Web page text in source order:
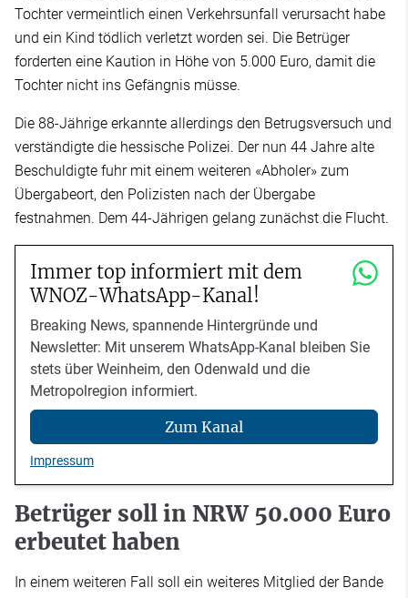
Tochter vermeintlich einen Verkehrsunfall verursacht habe
und ein Kind tödlich verletzt worden sei. Die Betrüger
forderten eine Kaution in Höhe von 5.000 Euro, damit die
Tochter nicht ins Gefängnis müsse.
Die 88-Jährige erkannte allerdings den Betrugsversuch und
verständigte die hessische Polizei. Der nun 44 Jahre alte
Beschuldigte fuhr mit einem weiteren «Abholer» zum
Übergabeort, den Polizisten nach der Übergabe
festnahmen. Dem 44-Jährigen gelang zunächst die Flucht.
Immer top informiert mit dem
WNOZ-WhatsApp-Kanal!
Breaking News, spannende Hintergründe und
Newsletter: Mit unserem WhatsApp-Kanal bleiben Sie
stets über Weinheim, den Odenwald und die
Metropolregion informiert.
Zum Kanal
Impressum
Betrüger soll in NRW 50.000 Euro
erbeutet haben
In einem weiteren Fall soll ein weiteres Mitglied der Bande